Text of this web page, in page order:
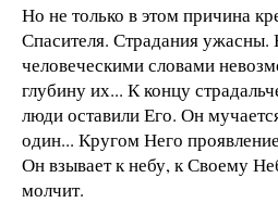
Но не только в этом причина
Спасителя. Страдания
человеческими словами
глубину их... К концу
люди оставили Его. Он
один... Кругом Него
Он взывает к небу, к Своему
молчит.